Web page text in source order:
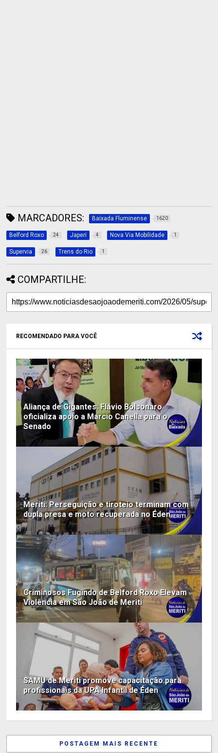
MARCADORES: Baixada Fluminense 1620
Belford Roxo 24 Japeri 4 Nova Via Mobilidade 1
Supervia 26 Trens do Rio 1
COMPARTILHE:
RECOMENDADO PARA VOCÊ
Aliança de Gigantes: Flávio Bolsonaro
oficializa apoio a Marcio Canella para o
Senado
Meriti: Perseguição e tiroteio terminam com
dupla presa e moto recuperada no Éden
Criminosos Fugindo de Belford Roxo Elevam
Violência em São João de Meriti
SAMU de Meriti promove capacitação para
profissionais da UPA Infantil de Éden
POSTAGEM MAIS RECENTE